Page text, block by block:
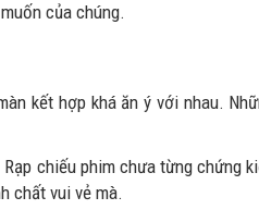
của chúng.
kết hợp khá ăn ý với nhau.
chiếu phim chưa từng chứng
chất vui vẻ mà.